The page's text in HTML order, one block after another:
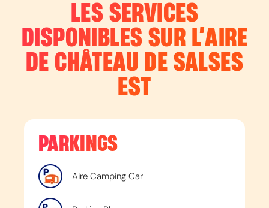
LES SERVICES
DISPONIBLES SUR L’AIRE
DE CHÂTEAU DE SALSES
EST
PARKINGS
Aire Camping Car